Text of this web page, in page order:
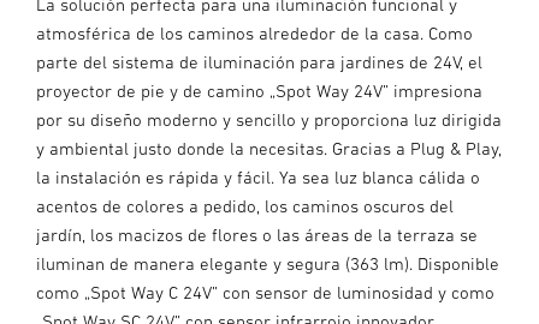
atmosférica de los caminos alrededor de la casa. Como
parte del sistema de iluminación para jardines de 24V, el
proyector de pie y de camino „Spot Way 24V” impresiona
por su diseño moderno y sencillo y proporciona luz dirigida
y ambiental justo donde la necesitas. Gracias a Plug & Play,
la instalación es rápida y fácil. Ya sea luz blanca cálida o
acentos de colores a pedido, los caminos oscuros del
jardín, los macizos de flores o las áreas de la terraza se
iluminan de manera elegante y segura (363 lm). Disponible
como „Spot Way C 24V” con sensor de luminosidad y como